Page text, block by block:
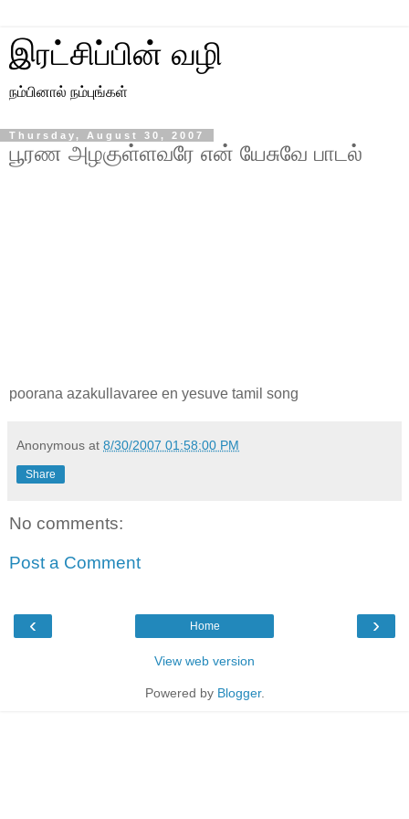
இரட்சிப்பின் வழி
நம்பினால் நம்புங்கள்
Thursday, August 30, 2007
பூரண அழகுள்ளவரே என் யேசுவே பாடல்
poorana azakullavaree en yesuve tamil song
Anonymous at 8/30/2007 01:58:00 PM
Share
No comments:
Post a Comment
‹ ›
Home
View web version
Powered by Blogger.